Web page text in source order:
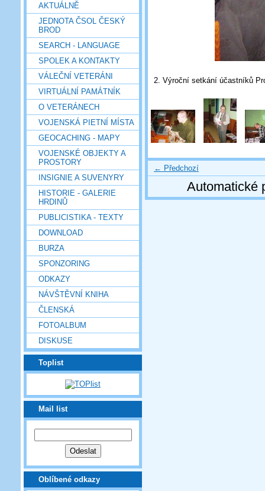
AKTUÁLNĚ
JEDNOTA ČSOL ČESKÝ
BROD
SEARCH - LANGUAGE
SPOLEK A KONTAKTY
VÁLEČNÍ VETERÁNI
VIRTUÁLNÍ PAMÁTNÍK
O VETERÁNECH
VOJENSKÁ PIETNÍ MÍSTA
GEOCACHING - MAPY
VOJENSKÉ OBJEKTY A
PROSTORY
INSIGNIE A SUVENYRY
HISTORIE - GALERIE
HRDINŮ
PUBLICISTIKA - TEXTY
DOWNLOAD
BURZA
SPONZORING
ODKAZY
NÁVŠTĚVNÍ KNIHA
ČLENSKÁ
FOTOALBUM
DISKUSE
Toplist
Mail list
Oblíbené odkazy
2. Výroční setkání účastníků
← Předchozí
Automatické